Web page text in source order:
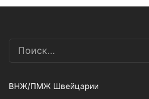
ВНЖ/ПМЖ Швейцарии